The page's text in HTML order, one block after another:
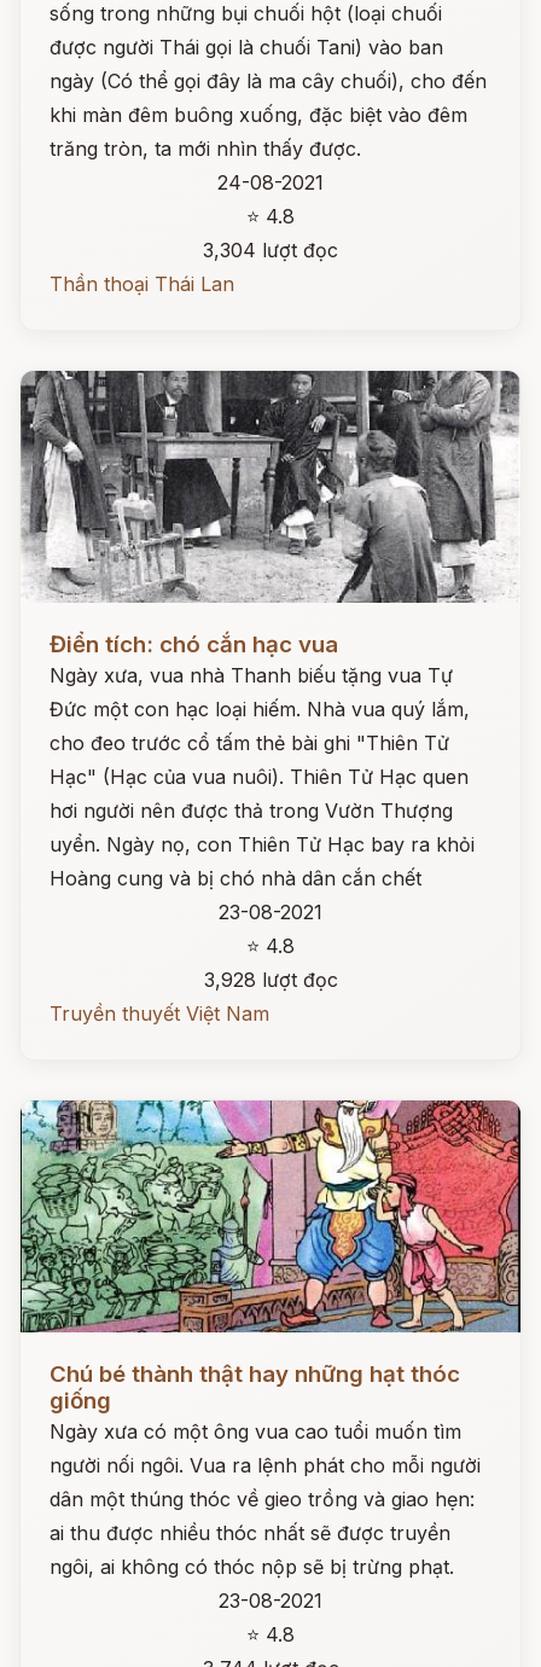
sống trong những bụi chuối hột (loại chuối
được người Thái gọi là chuối Tani) vào ban
ngày (Có thể gọi đây là ma cây chuối), cho đến
khi màn đêm buông xuống, đặc biệt vào đêm
trăng tròn, ta mới nhìn thấy được.
24-08-2021
⭐ 4.8
3,304 lượt đọc
Thần thoại Thái Lan
Đọc ngay
Điển tích: chó cắn hạc vua
Ngày xưa, vua nhà Thanh biếu tặng vua Tự
Đức một con hạc loại hiếm. Nhà vua quý lắm,
cho đeo trước cổ tấm thẻ bài ghi "Thiên Tử
Hạc" (Hạc của vua nuôi). Thiên Tử Hạc quen
hơi người nên được thả trong Vườn Thượng
uyển. Ngày nọ, con Thiên Tử Hạc bay ra khỏi
Hoàng cung và bị chó nhà dân cắn chết
23-08-2021
⭐ 4.8
3,928 lượt đọc
Truyền thuyết Việt Nam
Chú bé thành thật hay những hạt thóc
giống
Ngày xưa có một ông vua cao tuổi muốn tìm
người nối ngôi. Vua ra lệnh phát cho mỗi người
dân một thúng thóc về gieo trồng và giao hẹn:
ai thu được nhiều thóc nhất sẽ được truyền
ngôi, ai không có thóc nộp sẽ bị trừng phạt.
23-08-2021
⭐ 4.8